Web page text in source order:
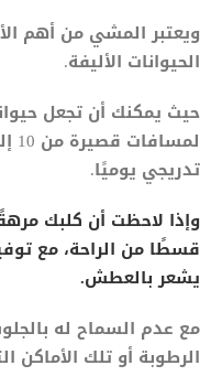
ويعتبر المشي من أهم
الحيوانات الأليفة.
حيث يمكنك أن تجعل
تدريجي يوميًا.
وإذا لاحظت أن كلبك
قسطًا من الراحة، مع
يشعر بالعطش.
مع عدم السماح له
الرطوبة أو تلك الأماكن